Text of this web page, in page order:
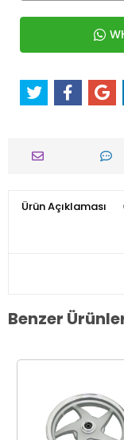
Ürün Açıklaması
Benzer